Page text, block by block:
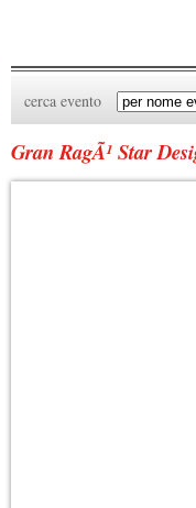
cerca evento
Gran RagÃ¹ Star